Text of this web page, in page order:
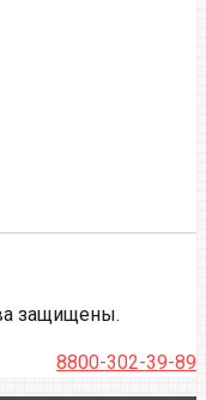
защищены.
8800-302-39-89